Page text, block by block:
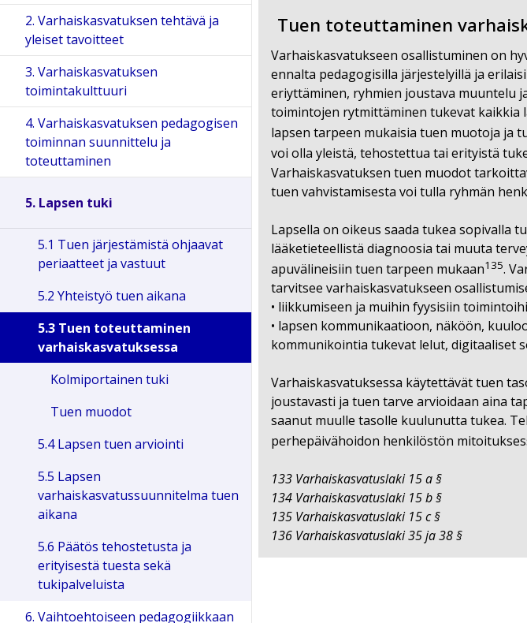
Tuen toteuttaminen
Varhaiskasvatukseen osallistuminen on
ennalta pedagogisilla järjestelyillä ja
eriyttäminen, ryhmien joustava muuntelu
toimintojen rytmittäminen tukevat kaikkia
lapsen tarpeen mukaisia tuen muotoja ja
voi olla yleistä, tehostettua tai erityistä
Varhaiskasvatuksen tuen muodot
tuen vahvistamisesta voi tulla ryhmän
Lapsella on oikeus saada tukea sopivalla
lääketieteellistä diagnoosia tai muuta
apuvälineisiin tuen tarpeen mukaan135.
tarvitsee varhaiskasvatukseen
• liikkumiseen ja muihin fyysisiin
• lapsen kommunikaatioon, näköön,
kommunikointia tukevat lelut, digitaaliset
Varhaiskasvatuksessa käytettävät tuen
joustavasti ja tuen tarve arvioidaan aina
saanut muulle tasolle kuulunutta tukea.
perhepäivähoidon henkilöstön
133 Varhaiskasvatuslaki 15 a §
134 Varhaiskasvatuslaki 15 b §
135 Varhaiskasvatuslaki 15 c §
136 Varhaiskasvatuslaki 35 ja 38 §
2. Varhaiskasvatuksen tehtävä ja
yleiset tavoitteet
3. Varhaiskasvatuksen
toimintakulttuuri
4. Varhaiskasvatuksen pedagogisen
toiminnan suunnittelu ja
toteuttaminen
5. Lapsen tuki
5.1 Tuen järjestämistä ohjaavat
periaatteet ja vastuut
5.2 Yhteistyö tuen aikana
5.3 Tuen toteuttaminen
varhaiskasvatuksessa
Kolmiportainen tuki
Tuen muodot
5.4 Lapsen tuen arviointi
5.5 Lapsen
varhaiskasvatussuunnitelma tuen
aikana
5.6 Päätös tehostetusta ja
erityisestä tuesta sekä
tukipalveluista
6. Vaihtoehtoiseen pedagogiikkaan